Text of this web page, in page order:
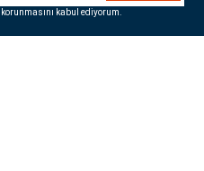
korunmasını kabul ediyorum.